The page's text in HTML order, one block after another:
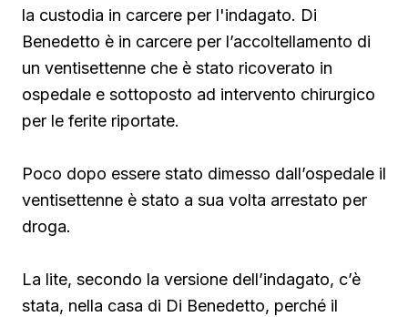
la custodia in carcere per l'indagato. Di
Benedetto è in carcere per l’accoltellamento di
un ventisettenne che è stato ricoverato in
ospedale e sottoposto ad intervento chirurgico
per le ferite riportate.
Poco dopo essere stato dimesso dall’ospedale il
ventisettenne è stato a sua volta arrestato per
droga.
La lite, secondo la versione dell’indagato, c’è
stata, nella casa di Di Benedetto, perché il